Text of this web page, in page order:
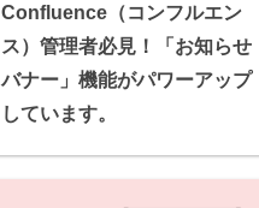
Confluence（コンフルエン
ス）管理者必見！「お知らせ
バナー」機能がパワーアップ
しています。